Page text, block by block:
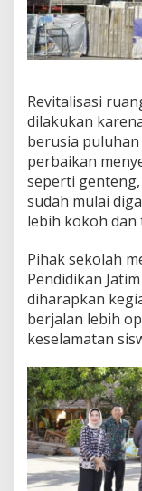
Revitalisasi
dilakukan
berusia
perbaikan
seperti
sudah mulai
lebih kokoh dan
Pihak sekolah
Pendidikan
diharapkan
berjalan lebih
keselamatan